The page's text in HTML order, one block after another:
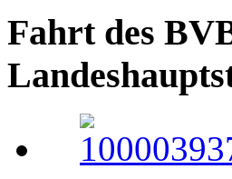
Fahrt des